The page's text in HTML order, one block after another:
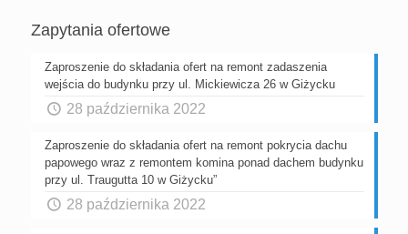
Zapytania ofertowe
Zaproszenie do składania ofert na remont zadaszenia
wejścia do budynku przy ul. Mickiewicza 26 w Giżycku
28 października 2022
Zaproszenie do składania ofert na remont pokrycia dachu
papowego wraz z remontem komina ponad dachem budynku
przy ul. Traugutta 10 w Giżycku”
28 października 2022